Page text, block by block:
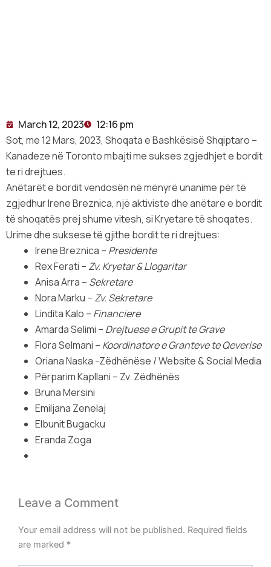
March 12, 2023
12:16 pm
Sot, me 12 Mars, 2023, Shoqata e Bashkësisë Shqiptaro –
Kanadeze në Toronto mbajti me sukses zgjedhjet e bordit
te ri drejtues.
Anëtarët e bordit vendosën në mënyrë unanime për të
zgjedhur Irene Breznica, një aktiviste dhe anëtare e bordit
të shoqatës prej shume vitesh, si Kryetare të shoqates.
Urime dhe suksese të gjithe bordit te ri drejtues:
Irene Breznica – Presidente
Rex Ferati – Zv. Kryetar & Llogaritar
Anisa Arra – Sekretare
Nora Marku – Zv. Sekretare
Lindita Kalo – Financiere
Amarda Selimi – Drejtuese e Grupit te Grave
Flora Selmani – Koordinatore e Granteve te Qeverise
Oriana Naska -Zëdhënëse / Website & Social Media
Përparim Kapllani – Zv. Zëdhënës
Bruna Mersini
Emiljana Zenelaj
Elbunit Bugacku
Eranda Zoga
Leave a Comment
Your email address will not be published. Required fields
are marked *